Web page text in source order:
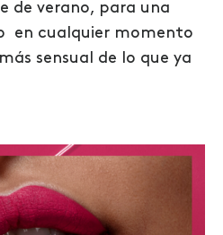
de verano, para una
en cualquier momento
sensual de lo que ya